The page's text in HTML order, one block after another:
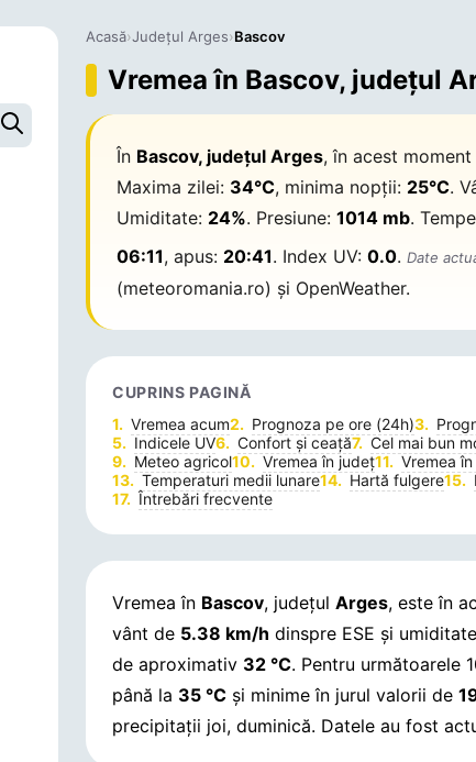
Caută o localitate
Acasă›Județul Arges›Bascov
Vremea în Bascov, județul
În Bascov, județul Arges, în acest
Maxima zilei: 34°C, minima nopții: 25°C.
Umiditate: 24%. Presiune:1014 mb.
06:11, apus: 20:41. Index UV:0.0.Date
(meteoromania.ro) și OpenWeather.
CUPRINS PAGINĂ
Vremea acum
Prognoza pe ore (24h)
Indicele UV
Confort și ceață Cel mai bun
Meteo agricol
Vremea în județ Vremea
Temperaturi medii lunare
Hartă fulgere
Întrebări frecvente
Vremea în Bascov, județulArges, este în
vânt de 5.38 km/h dinspre ESE și
de aproximativ 32 °C. Pentru următoarele
până la 35 °C și minime în jurul valorii de
precipitații joi, duminică. Datele au fost